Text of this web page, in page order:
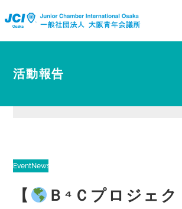
活動報告
EventNews
【
Ｂ⁴Ｃプロジェ